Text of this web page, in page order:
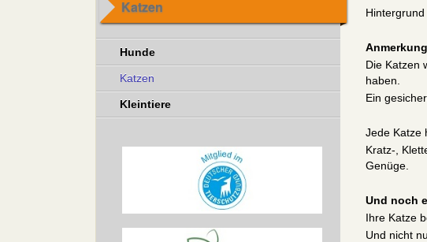
Katzen
Hunde
Katzen
Kleintiere
Die Katzen
haben.
Ein
Jede Katze
Kratz-,
Genüge.
Und noch
Ihre Katze
Und nicht